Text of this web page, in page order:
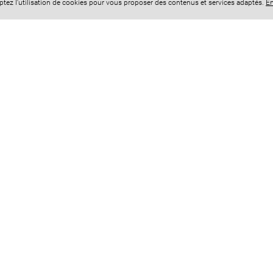
l'utilisation de cookies pour vous proposer des contenus et services adaptés.